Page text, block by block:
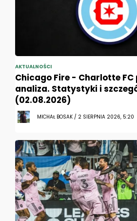
AKTUALNOŚCI
Chicago Fire - Charlotte FC
analiza. Statystyki i
(02.08.2026)
MICHAŁ BOSAK / 2 SIERPNIA 2026, 5:20